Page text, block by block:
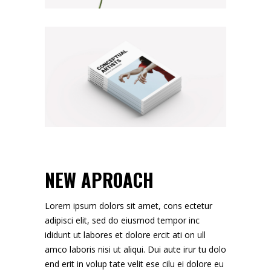
NEW APROACH
Lorem ipsum dolors sit amet, cons ectetur
adipisci elit, sed do eiusmod tempor inc
ididunt ut labores et dolore ercit ati on ull
amco laboris nisi ut aliqui. Dui aute irur tu dolo
end erit in volup tate velit ese cilu ei dolore eu